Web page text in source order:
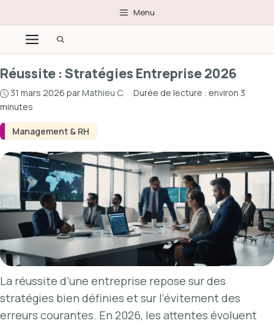
au
contenu
Menu
Menu
Management & RH
Réussite : Stratégies Entreprise 2026
31 mars 2026 parMathieu C. · Durée de lecture : environ 3
minutes
La réussite d’une entreprise repose sur des
stratégies bien définies et sur l’évitement des
erreurs courantes. En 2026, les attentes évoluent